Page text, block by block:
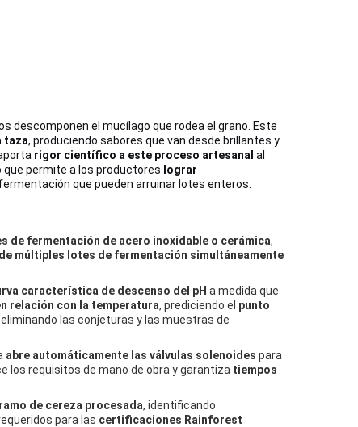
descomponen el mucílago que rodea el grano. Este
taza, produciendo sabores que van desde brillantes y
rigor científico a este proceso artesanal al
que permite a los productores lograr
que pueden arruinar lotes enteros.
de fermentación de acero inoxidable o cerámica,
múltiples lotes de fermentación simultáneamente
característica de descenso del pH a medida que
relación con la temperatura, prediciendo el punto
eliminando las conjeturas y las muestras de
abre automáticamente las válvulas solenoides para
los requisitos de mano de obra y garantiza tiempos
de cereza procesada, identificando
para las certificaciones Rainforest